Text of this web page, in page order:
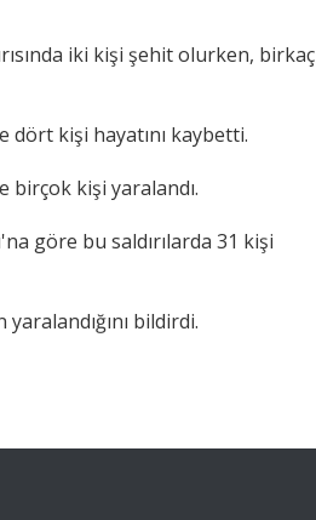
iki kişi şehit olurken, birkaç
dört kişi hayatını kaybetti.
birçok kişi yaralandı.
göre bu saldırılarda 31 kişi
bildirdi.